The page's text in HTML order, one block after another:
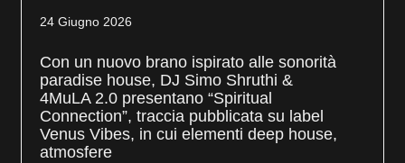
24 Giugno 2026
Con un nuovo brano ispirato alle sonorità
paradise house, DJ Simo Shruthi &
4MuLA 2.0 presentano “Spiritual
Connection”, traccia pubblicata su label
Venus Vibes, in cui elementi deep house,
atmosfere